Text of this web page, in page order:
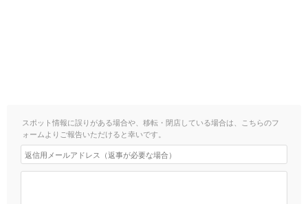
スポット情報に誤りがある場合や、移転・閉店している場合は、こちらのフ
ォームよりご報告いただけると幸いです。